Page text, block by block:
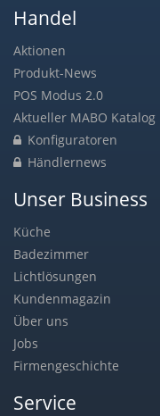
Handel
Aktionen
Produkt-News
POS Modus 2.0
Aktueller MABO Katalog
Konfiguratoren
Händlernews
Unser Business
Küche
Badezimmer
Lichtlösungen
Kundenmagazin
Über uns
Jobs
Firmengeschichte
Service